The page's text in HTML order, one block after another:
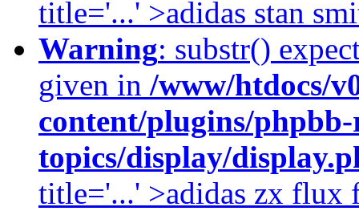
title='...' >adidas stan
Warning: substr()
given in /www/htdocs/
content/plugins/phpbb-
topics/display/
title='...' >adidas zx flux